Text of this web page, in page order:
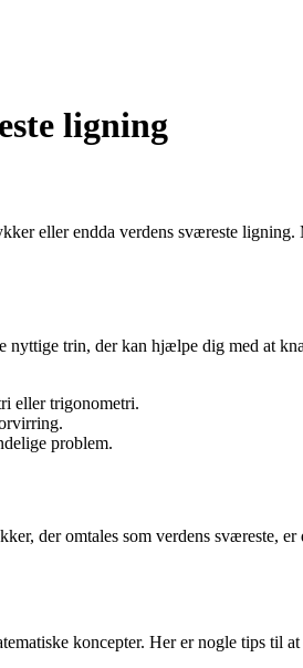
ligning
eller endda verdens sværeste
trin, der kan hjælpe dig med at
eller trigonometri.
problem.
der omtales som verdens sværeste,
koncepter. Her er nogle tips til